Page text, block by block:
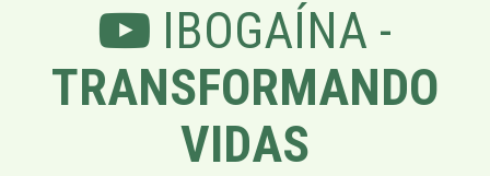
IBOGAÍNA -
TRANSFORMANDO
VIDAS